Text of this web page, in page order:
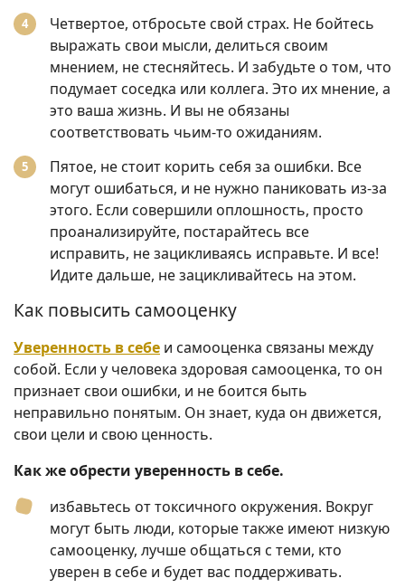
Четвертое, отбросьте свой страх. Не бойтесь
выражать свои мысли, делиться своим
мнением, не стесняйтесь. И забудьте о том, что
подумает соседка или коллега. Это их мнение, а
это ваша жизнь. И вы не обязаны
соответствовать чьим-то ожиданиям.
Пятое, не стоит корить себя за ошибки. Все
могут ошибаться, и не нужно паниковать из-за
этого. Если совершили оплошность, просто
проанализируйте, постарайтесь все
исправить, не зацикливаясь исправьте. И все!
Идите дальше, не зацикливайтесь на этом.
Как повысить самооценку
Уверенность в себе и самооценка связаны между
собой. Если у человека здоровая самооценка, то он
признает свои ошибки, и не боится быть
неправильно понятым. Он знает, куда он движется,
свои цели и свою ценность.
Как же обрести уверенность в себе.
избавьтесь от токсичного окружения. Вокруг
могут быть люди, которые также имеют низкую
самооценку, лучше общаться с теми, кто
уверен в себе и будет вас поддерживать.